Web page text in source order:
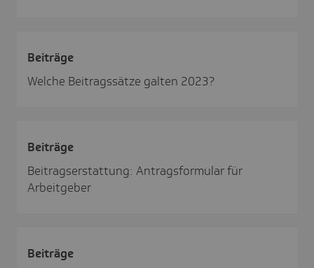
Beiträge
Welche Beitragssätze galten 2023?
Beiträge
Beitragserstattung: Antragsformular für
Arbeitgeber
Beiträge